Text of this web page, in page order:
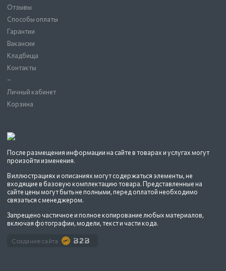
После размещения информации на сайте в товарах и услугах могут
произойти изменения.
В иллюстрациях и описаниях могут содержаться элементы, не
входящие в базовую комплектацию товара. Представленные на
сайте цены могут быть не полными, перед оплатой необходимо
связаться с менеджером.
Запрещено частичное и полное копирование любых материалов,
включая фотографии, модели, текст и части кода.
Создание сайта
Отзывы
Способы оплаты
Гарантии
Вакансии
Кладбища
Контакты
–
Личный кабинет
Корзина